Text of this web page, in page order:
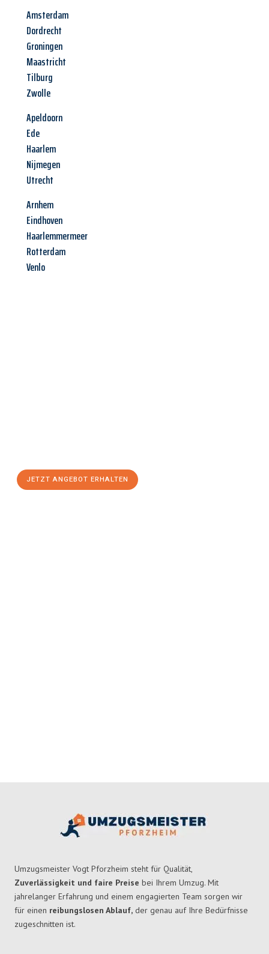
Amsterdam
Dordrecht
Groningen
Maastricht
Tilburg
Zwolle
Apeldoorn
Ede
Haarlem
Nijmegen
Utrecht
Arnhem
Eindhoven
Haarlemmermeer
Rotterdam
Venlo
JETZT ANGEBOT ERHALTEN
Umzugsmeister Vogt Pforzheim steht für Qualität,
Zuverlässigkeit und faire Preise bei Ihrem Umzug. Mit
jahrelanger Erfahrung und einem engagierten Team sorgen wir
für einen reibungslosen Ablauf, der genau auf Ihre Bedürfnisse
zugeschnitten ist.